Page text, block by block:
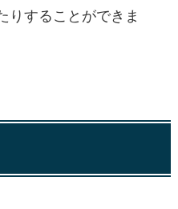
りすることができま